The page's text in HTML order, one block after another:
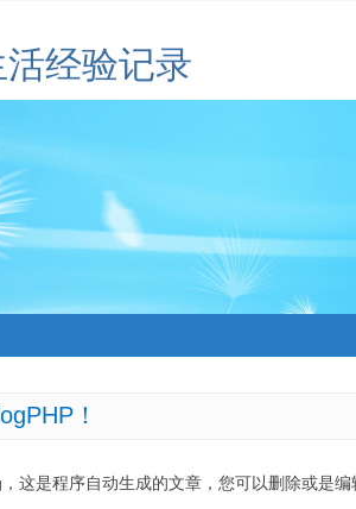
经验记录
！
这是程序自动生成的文章，您可以删除或是编